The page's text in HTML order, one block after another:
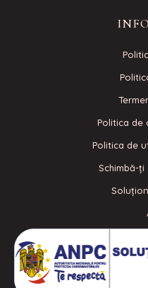
Politica de
Politica de
Schimbă-ți